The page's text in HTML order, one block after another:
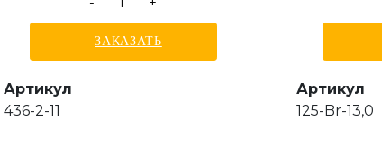
ЗАКАЗАТЬ
Артикул
436-2-11
Артикул
125-Br-13,0